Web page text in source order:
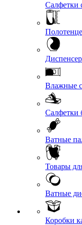
Салфетки
Влажные
Салфетки
Ватные
Товары
Ватные
Коробки